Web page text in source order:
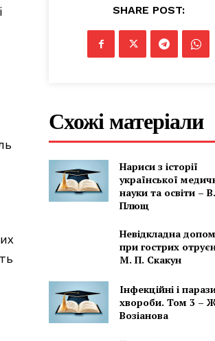
SHARE POST:
Схожі матеріали
Нариси з історії
української
науки та освіти – В.
Плющ
Невідкладна
при гострих
М. П. Скакун
Інфекційні і
хвороби. Том 3 –
Возіанова